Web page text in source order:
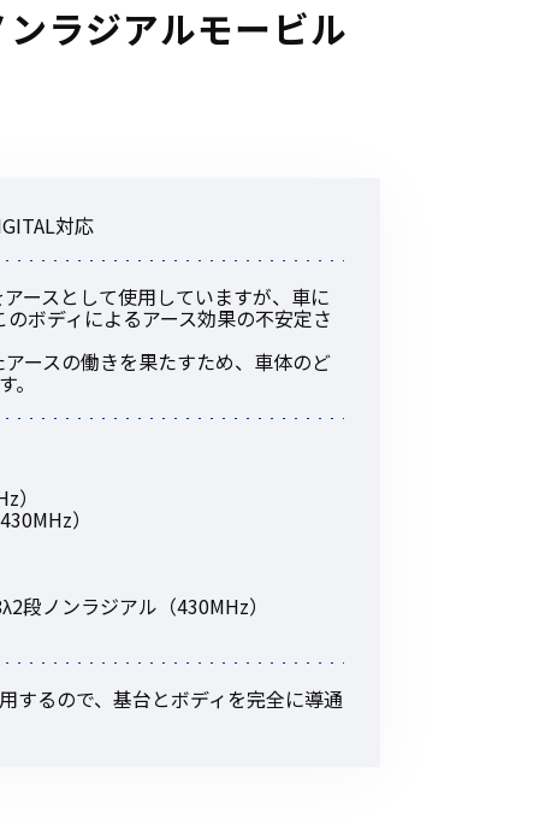
ドライブレコーダー
その他の商品
業界使用例から探す
ラジアルモービル
対応
ースとして使用していますが、車に
ボディによるアース効果の不安定さ
ースの働きを果たすため、車体のど
）
）
段ノンラジアル（430MHz）
するので、基台とボディを完全に導通